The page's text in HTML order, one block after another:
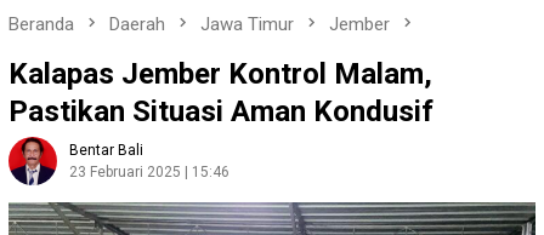
Beranda Daerah Jawa Timur Jember
Kalapas Jember Kontrol Malam,
Pastikan Situasi Aman Kondusif
Bentar Bali
23 Februari 2025 | 15:46